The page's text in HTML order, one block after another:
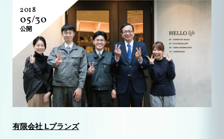
2018
05/30
公開
有限会社 Lプランズ